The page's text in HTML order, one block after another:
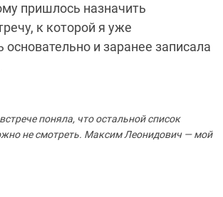
пришлось назначить
к которой я уже
основательно и заранее записала
поняла, что остальной список
не смотреть. Максим Леонидович — мой